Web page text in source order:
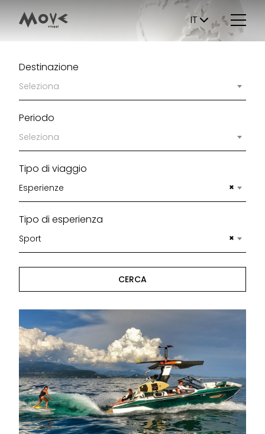
IT
Destinazione
Seleziona
Periodo
Seleziona
Tipo di viaggio
×
Esperienze
Tipo di esperienza
×
Sport